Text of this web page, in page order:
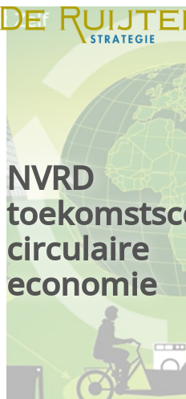
NVRD
circulaire
economie